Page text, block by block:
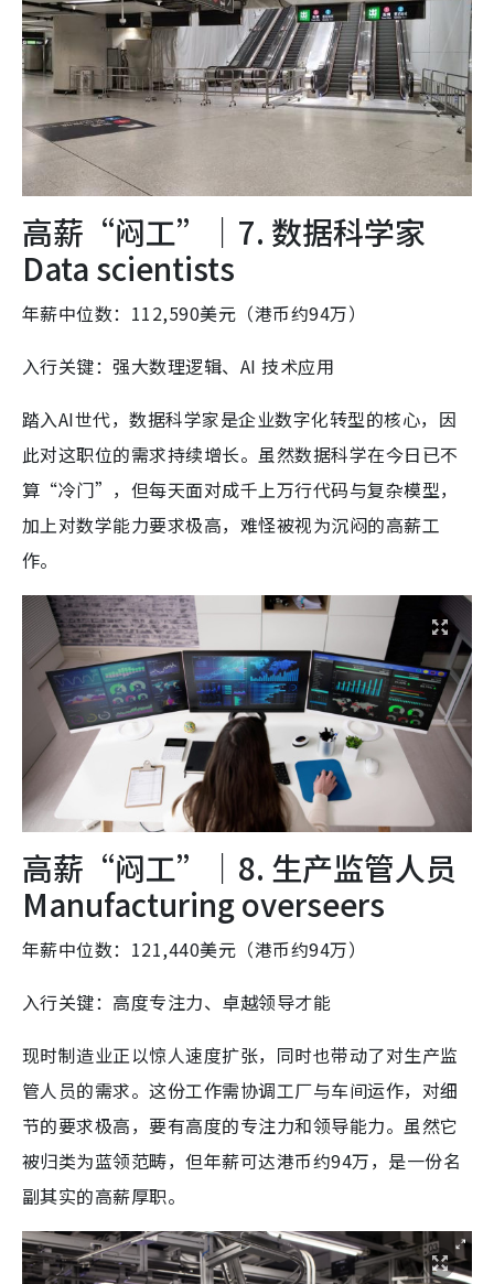
高薪“闷工”｜7. 数据科学家
Data scientists
年薪中位数：112,590美元（港币约94万）
入行关键：强大数理逻辑、AI 技术应用
踏入AI世代，数据科学家是企业数字化转型的核心，因
此对这职位的需求持续增长。虽然数据科学在今日已不
算“冷门”，但每天面对成千上万行代码与复杂模型，
加上对数学能力要求极高，难怪被视为沉闷的高薪工
作。
高薪“闷工”｜8. 生产监管人员
Manufacturing overseers
年薪中位数：121,440美元（港币约94万）
入行关键：高度专注力、卓越领导才能
现时制造业正以惊人速度扩张，同时也带动了对生产监
管人员的需求。这份工作需协调工厂与车间运作，对细
节的要求极高，要有高度的专注力和领导能力。虽然它
被归类为蓝领范畴，但年薪可达港币约94万，是一份名
副其实的高薪厚职。